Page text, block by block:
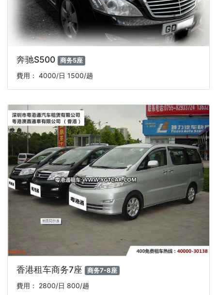
奔驰S500 商务5座
費用： 4000/日 1500/趟
香港租车商务7座 商务7-8座
費用： 2800/日 800/趟